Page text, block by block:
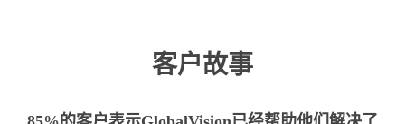
客户故事